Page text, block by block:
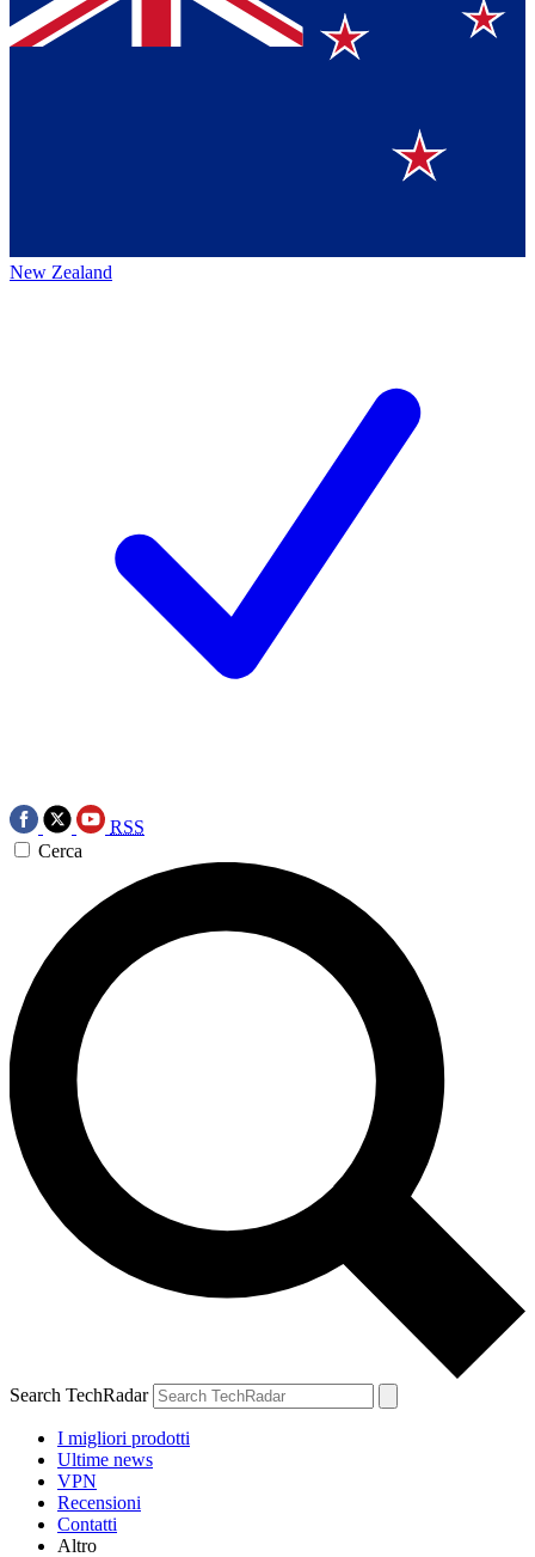
New Zealand
RSS
Cerca
Search TechRadar
I migliori prodotti
Ultime news
VPN
Recensioni
Contatti
Altro